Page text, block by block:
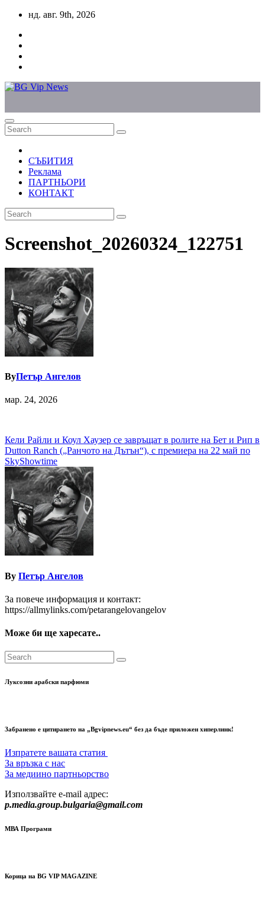
Skip
content
нд. авг. 9th, 2026
СЪБИТИЯ
Реклама
ПАРТНЬОРИ
КОНТАКТ
Screenshot_20260324_122751
ByПетър Ангелов
мар. 24, 2026
Навигация
Кели Райли и Коул Хаузер се завръщат в ролите на Бет и Рип в
Dutton Ranch („Ранчото на Дътън“), с премиера на 22 май по
SkyShowtime
By Петър Ангелов
За повече информация и контакт:
https://allmylinks.com/petarangelovangelov
Може би ще харесате..
Луксозни арабски парфюми
Забранено е цитирането на „Bgvipnews.eu“ без да бъде приложен хиперлинк!
Изпратете вашата статия
За връзка с нас
За медиино партньорство
Използвайте e-mail адрес:
p.media.group.bulgaria@gmail.com
МВА Програми
Корица на BG VIP MAGAZINE